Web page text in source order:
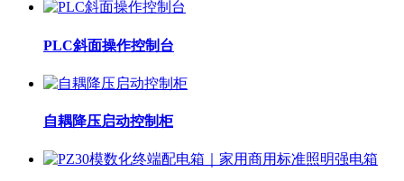
PLC斜面操作控制台
自耦降压启动控制柜